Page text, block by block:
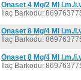
Onaset 4 Mg/2 Ml I.m./
İlaç Barkodu:
Onaset 8 Mg/4 Ml I.m./
İlaç Barkodu:
Onaset 8 Mg/4 Ml I.m./
İlaç Barkodu: